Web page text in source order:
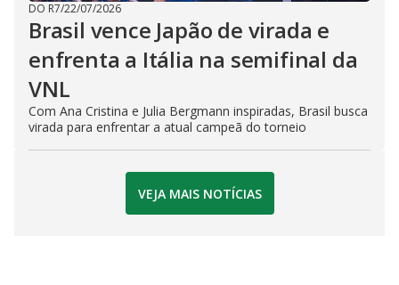
DO R7/22/07/2026
Brasil vence Japão de virada e
enfrenta a Itália na semifinal da
VNL
Com Ana Cristina e Julia Bergmann inspiradas, Brasil busca
virada para enfrentar a atual campeã do torneio
VEJA MAIS NOTÍCIAS